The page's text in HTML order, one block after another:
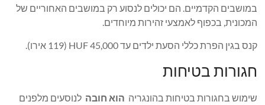
במושבים הקדמיים. הם יכולים לנסוע רק במושבים האחוריים של
המכונית, בכפוף לאמצעי זהירות מיוחדים.
קנס בגין הפרת כללי הסעת ילדים עד 45,000 HUF (119 אירו).
חגורות בטיחות
שימוש בחגורות בטיחות בהונגריה הוא חובה לנוסעים מלפנים